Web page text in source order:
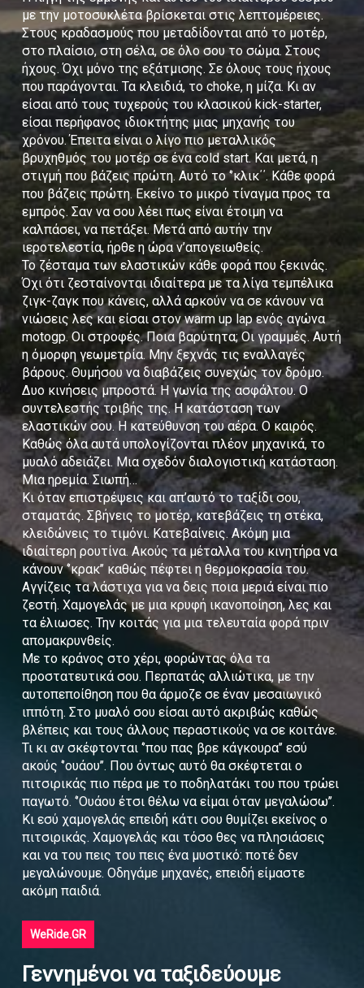
με την μοτοσυκλέτα βρίσκεται στις λεπτομέρειες.
Στους κραδασμούς που μεταδίδονται από το μοτέρ,
στο πλαίσιο, στη σέλα, σε όλο σου το σώμα. Στους
ήχους. Όχι μόνο της εξάτμισης. Σε όλους τους ήχους
που παράγονται. Τα κλειδιά, το choke, η μίζα. Κι αν
είσαι από τους τυχερούς του κλασικού kick-starter,
είσαι περήφανος ιδιοκτήτης μιας μηχανής του
χρόνου. Έπειτα είναι ο λίγο πιο μεταλλικός
βρυχηθμός του μοτέρ σε ένα cold start. Και μετά, η
στιγμή που βάζεις πρώτη. Αυτό το ‘’κλικ΄΄. Κάθε φορά
που βάζεις πρώτη. Εκείνο το μικρό τίναγμα προς τα
εμπρός. Σαν να σου λέει πως είναι έτοιμη να
καλπάσει, να πετάξει. Μετά από αυτήν την
ιεροτελεστία, ήρθε η ώρα ν’απογειωθείς.
Το ζέσταμα των ελαστικών κάθε φορά που ξεκινάς.
Όχι ότι ζεσταίνονται ιδιαίτερα με τα λίγα τεμπέλικα
ζιγκ-ζαγκ που κάνεις, αλλά αρκούν να σε κάνουν να
νιώσεις λες και είσαι στον warm up lap ενός αγώνα
motogp. Οι στροφές. Ποια βαρύτητα; Οι γραμμές. Αυτή
η όμορφη γεωμετρία. Μην ξεχνάς τις εναλλαγές
βάρους. Θυμήσου να διαβάζεις συνεχώς τον δρόμο.
Δυο κινήσεις μπροστά. Η γωνία της ασφάλτου. Ο
συντελεστής τριβής της. Η κατάσταση των
ελαστικών σου. Η κατεύθυνση του αέρα. Ο καιρός.
Καθώς όλα αυτά υπολογίζονται πλέον μηχανικά, το
μυαλό αδειάζει. Μια σχεδόν διαλογιστική κατάσταση.
Μια ηρεμία. Σιωπή…
Κι όταν επιστρέψεις και απ’αυτό το ταξίδι σου,
σταματάς. Σβήνεις το μοτέρ, κατεβάζεις τη στέκα,
κλειδώνεις το τιμόνι. Κατεβαίνεις. Ακόμη μια
ιδιαίτερη ρουτίνα. Ακούς τα μέταλλα του κινητήρα να
κάνουν ‘’κρακ’’ καθώς πέφτει η θερμοκρασία του.
Αγγίζεις τα λάστιχα για να δεις ποια μεριά είναι πιο
ζεστή. Χαμογελάς με μια κρυφή ικανοποίηση, λες και
τα έλιωσες. Την κοιτάς για μια τελευταία φορά πριν
απομακρυνθείς.
Με το κράνος στο χέρι, φορώντας όλα τα
προστατευτικά σου. Περπατάς αλλιώτικα, με την
αυτοπεποίθηση που θα άρμοζε σε έναν μεσαιωνικό
ιππότη. Στο μυαλό σου είσαι αυτό ακριβώς καθώς
βλέπεις και τους άλλους περαστικούς να σε κοιτάνε.
Τι κι αν σκέφτονται ‘’που πας βρε κάγκουρα’’ εσύ
ακούς ‘’ουάου’’. Που όντως αυτό θα σκέφτεται ο
πιτσιρικάς πιο πέρα με το ποδηλατάκι του που τρώει
παγωτό. ‘’Ουάου έτσι θέλω να είμαι όταν μεγαλώσω’’.
Κι εσύ χαμογελάς επειδή κάτι σου θυμίζει εκείνος ο
πιτσιρικάς. Χαμογελάς και τόσο θες να πλησιάσεις
και να του πεις του πεις ένα μυστικό: ποτέ δεν
μεγαλώνουμε. Οδηγάμε μηχανές, επειδή είμαστε
ακόμη παιδιά.
WeRide.GR
Γεννημένοι να ταξιδεύουμε